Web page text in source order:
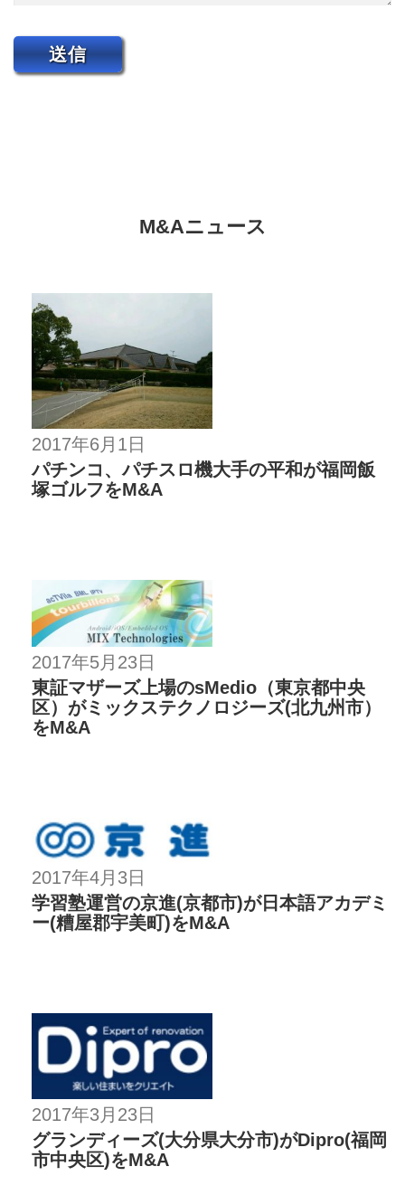
M&Aニュース
2017年6月1日
パチンコ、パチスロ機大手の平和が福岡飯
塚ゴルフをM&A
2017年5月23日
東証マザーズ上場のsMedio（東京都中央
区）がミックステクノロジーズ(北九州市）
をM&A
2017年4月3日
学習塾運営の京進(京都市)が日本語アカデミ
ー(糟屋郡宇美町)をM&A
2017年3月23日
グランディーズ(大分県大分市)がDipro(福岡
市中央区)をM&A